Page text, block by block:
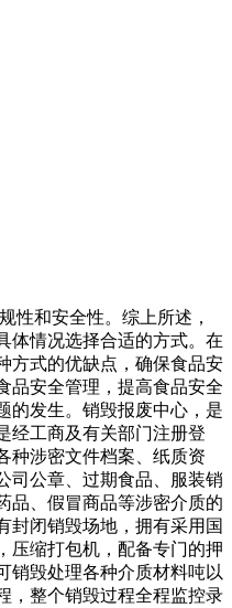
性和安全性。综上所述，
体情况选择合适的方式。在
方式的优缺点，确保食品安
品安全管理，提高食品安全
的发生。销毁报废中心，是
经工商及有关部门注册登
种涉密文件档案、纸质资
司公章、过期食品、服装销
品、假冒商品等涉密介质的
封闭销毁场地，拥有采用国
压缩打包机，配备专门的押
销毁处理各种介质材料吨以
，整个销毁过程全程监控录